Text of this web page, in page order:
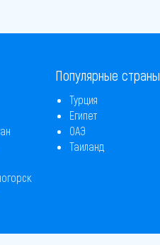
Популярные страны
Турция
Египет
ОАЭ
Таиланд